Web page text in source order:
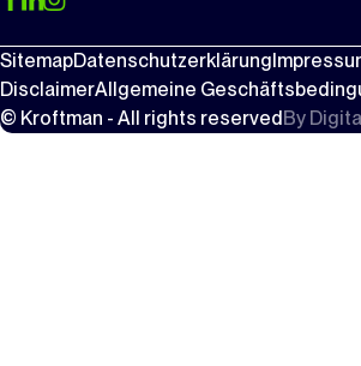
SitemapDatenschutzerklärung
DisclaimerAllgemeine
© Kroftman - All rights reservedBy